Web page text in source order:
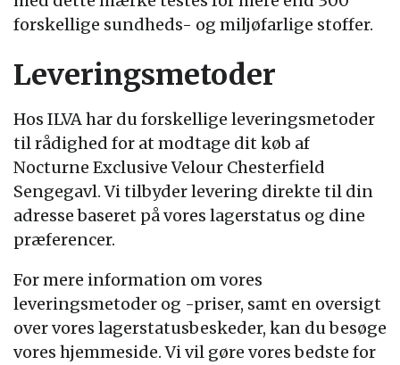
forskellige sundheds- og miljøfarlige stoffer.
Leveringsmetoder
Hos ILVA har du forskellige leveringsmetoder
til rådighed for at modtage dit køb af
Nocturne Exclusive Velour Chesterfield
Sengegavl. Vi tilbyder levering direkte til din
adresse baseret på vores lagerstatus og dine
præferencer.
For mere information om vores
leveringsmetoder og -priser, samt en oversigt
over vores lagerstatusbeskeder, kan du besøge
vores hjemmeside. Vi vil gøre vores bedste for